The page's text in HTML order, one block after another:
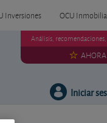
Inversiones OCU
Análisis,
AHORA
Iniciar